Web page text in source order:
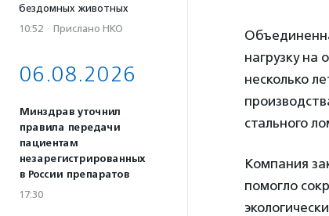
бездомных животных
10:52 · Прислано НКО
06.08.2026
Минздрав уточнил
правила передачи
пациентам
незарегистрированных
в России препаратов
17:30
нагрузку
несколько
стального
Компания
помогло